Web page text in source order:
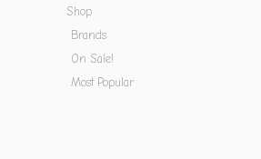
Shop
Brands
On Sale!
Most Popular